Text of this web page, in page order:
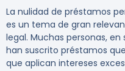
La nulidad de préstamos
es un tema de gran
legal. Muchas personas,
han suscrito préstamos
que aplican intereses